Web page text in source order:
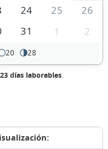
24 25
26
31 1 2
20 28
23 días laborables.